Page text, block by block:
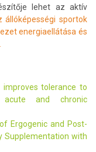
lehet az aktív
állóképességi sportok
energiaellátása és
improves tolerance to
and chronic
Ergogenic and Post-
Supplementation with